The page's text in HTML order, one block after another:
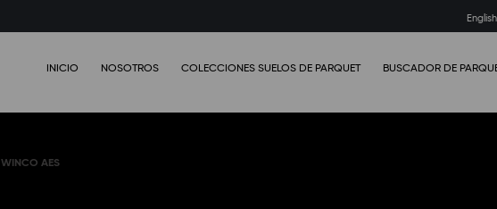
English
INICIO NOSOTROS COLECCIONES SUELOS DE PARQUET BUSCADOR DE
WINCO AES